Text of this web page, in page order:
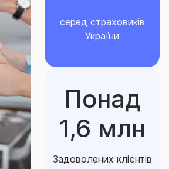
серед страховиків
України
Понад
1,6 млн
Задоволених клієнтів